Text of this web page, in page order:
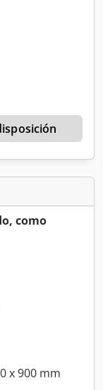
como
x 900 mm